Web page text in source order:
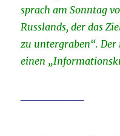
sprach am Sonntag
Russlands, der das
zu untergraben“.
einen